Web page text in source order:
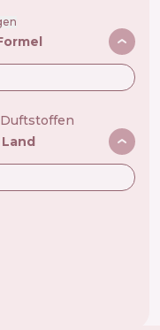
🇧🇬
🇸🇬
🇺🇸
Hills 🇺🇸
🇺🇸
Land